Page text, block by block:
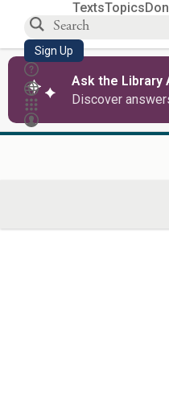
TextsTopics
Sign Up
Ask the Library
Discover